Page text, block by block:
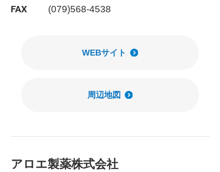
FAX (079)568-4538
WEBサイト
周辺地図
アロエ製薬株式会社